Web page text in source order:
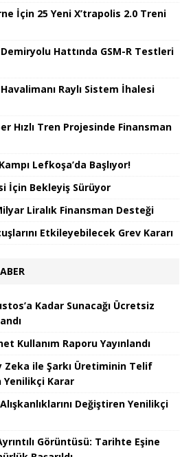
İçin 25 Yeni X’trapolis 2.0 Treni
Hattında GSM-R Testleri
Raylı Sistem İhalesi
Hızlı Tren Projesinde Finansman
Lefkoşa’da Başlıyor!
İçin Bekleyiş Sürüyor
Liralık Finansman Desteği
Etkileyebilecek Grev Kararı
Kadar Sunacağı Ücretsiz
Kullanım Raporu Yayınlandı
Zeka ile Şarkı Üretiminin Telif
Yenilikçi Karar
Değiştiren Yenilikçi
Görüntüsü: Tarihte Eşine